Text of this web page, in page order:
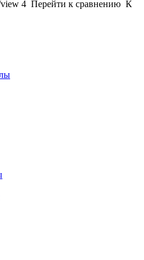
view 4 Перейти к сравнению К